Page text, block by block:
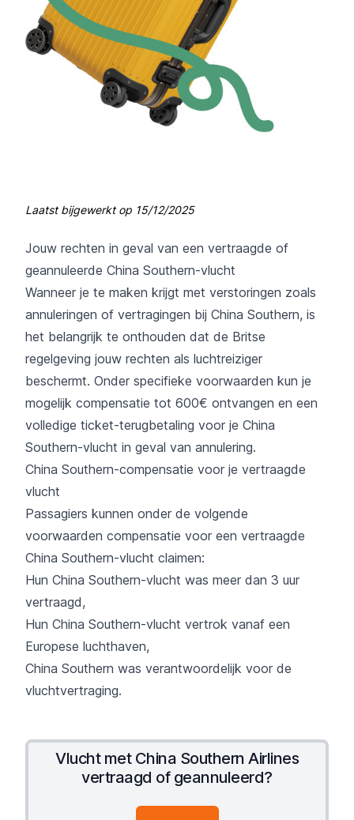
Laatst bijgewerkt op 15/12/2025
Jouw rechten in geval van een vertraagde of
geannuleerde China Southern-vlucht
Wanneer je te maken krijgt met verstoringen zoals
annuleringen of vertragingen bij China Southern, is
het belangrijk te onthouden dat de Britse
regelgeving jouw rechten als luchtreiziger
beschermt. Onder specifieke voorwaarden kun je
mogelijk compensatie tot 600€ ontvangen en een
volledige ticket-terugbetaling voor je China
Southern-vlucht in geval van annulering.
China Southern-compensatie voor je vertraagde
vlucht
Passagiers kunnen onder de volgende
voorwaarden compensatie voor een vertraagde
China Southern-vlucht claimen:
Hun China Southern-vlucht was meer dan 3 uur
vertraagd,
Hun China Southern-vlucht vertrok vanaf een
Europese luchthaven,
China Southern was verantwoordelijk voor de
vluchtvertraging.
Vlucht met China Southern Airlines
vertraagd of geannuleerd?